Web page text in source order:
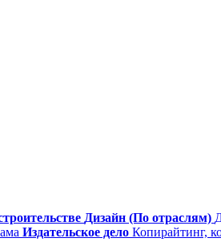
Дизайн (По отраслям)
Издательское дело Копирайтинг,